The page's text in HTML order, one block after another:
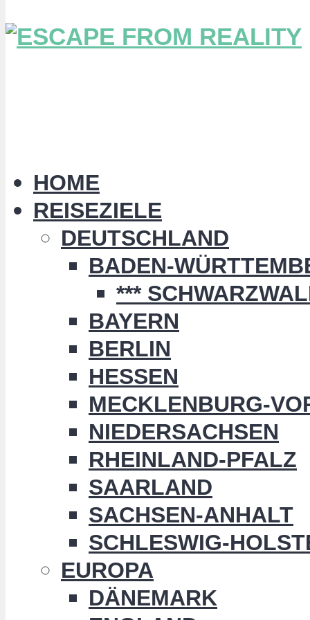
HOME
REISEZIELE
DEUTSCHLAND
BADEN-
***
BAYERN
BERLIN
HESSEN
MECKLENBURG-
NIEDERSACHSEN
RHEINLAND-PFALZ
SAARLAND
SACHSEN-ANHALT
SCHLESWIG-
EUROPA
DÄNEMARK